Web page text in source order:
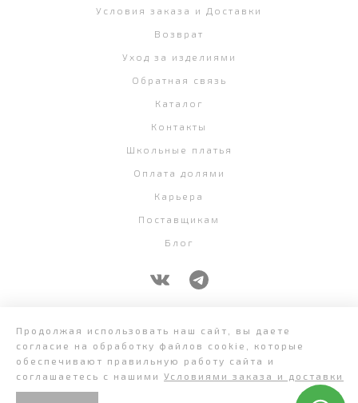
Условия заказа и Доставки
Возврат
Уход за изделиями
Обратная связь
Каталог
Контакты
Школьные платья
Оплата долями
Карьера
Поставщикам
Блог
Продолжая использовать наш сайт, вы даете
согласие на обработку файлов cookie, которые
обеспечивают правильную работу сайта и
соглашаетесь с нашими Условиями заказа и доставки